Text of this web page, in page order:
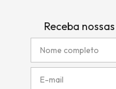
Receba